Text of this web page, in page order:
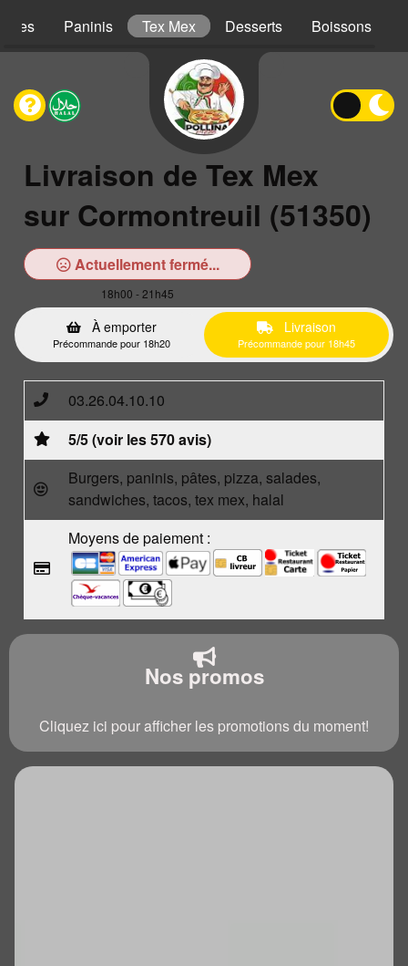
Paninis Tex Mex Desserts Boissons
Livraison de Tex Mex
sur Cormontreuil (51350)
Actuellement fermé...
18h00 - 21h45
À emporter
Précommande pour 18h20
Livraison
Précommande pour 18h45
03.26.04.10.10
5/5 (voir les 570 avis)
Burgers, paninis, pâtes, pizza, salades,
sandwiches, tacos, tex mex, halal
Moyens de paiement :
Nos promos
Cliquez ici pour afficher les promotions du moment!